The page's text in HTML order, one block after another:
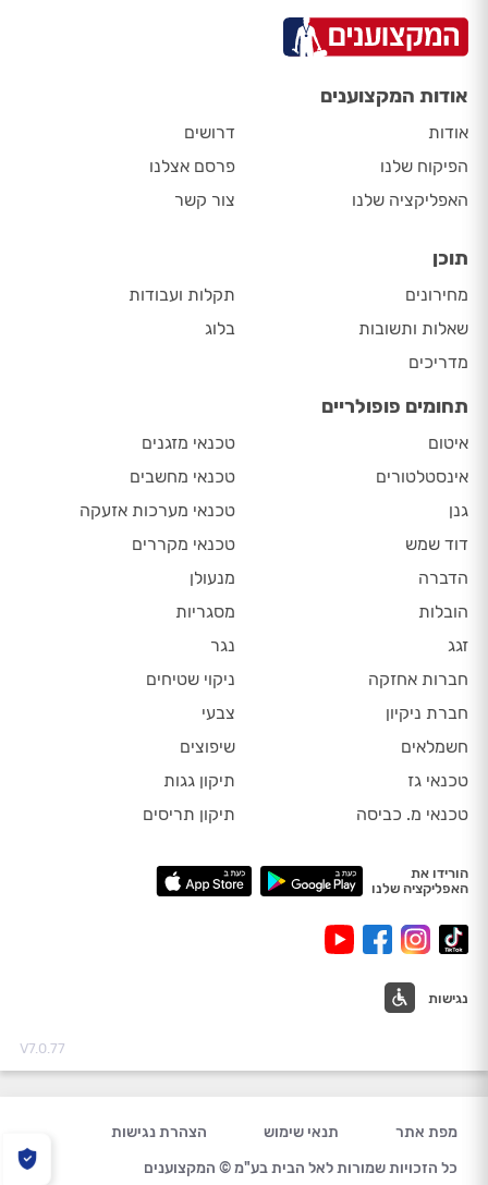
אודות המקצוענים
אודות
הפיקוח שלנו
האפליקציה שלנו
דרושים
פרסם אצלנו
צור קשר
תוכן
מחירונים
שאלות ותשובות
מדריכים
תקלות ועבודות
בלוג
תחומים פופולריים
איטום
אינסטלטורים
גנן
דוד שמש
הדברה
הובלות
זגג
חברות אחזקה
חברת ניקיון
חשמלאים
טכנאי גז
טכנאי מ. כביסה
טכנאי מזגנים
טכנאי מחשבים
טכנאי מערכות אזעקה
טכנאי מקררים
מנעולן
מסגריות
נגר
ניקוי שטיחים
צבעי
שיפוצים
תיקון גגות
תיקון תריסים
הורידו את
האפליקציה שלנו
נגישות
V7.0.77
מפת אתר תנאי שימוש
הצהרת נגישות
כל הזכויות שמורות לאל הבית בע"מ © המקצוענים